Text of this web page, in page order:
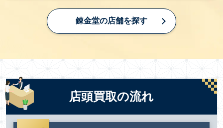
錬金堂の店舗を探す
店頭買取の流れ